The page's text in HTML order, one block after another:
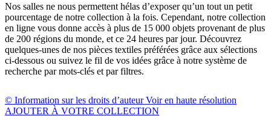
Nos salles ne nous permettent hélas d’exposer qu’un tout un petit
pourcentage de notre collection à la fois. Cependant, notre collection
en ligne vous donne accès à plus de 15 000 objets provenant de plus
de 200 régions du monde, et ce 24 heures par jour. Découvrez
quelques-unes de nos pièces textiles préférées grâce aux sélections
ci-dessous ou suivez le fil de vos idées grâce à notre système de
recherche par mots-clés et par filtres.
© Information sur les droits d’auteurVoir en haute résolution
AJOUTER À VOTRE COLLECTION